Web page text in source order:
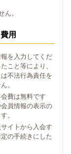
ん。
用
を入力してくだ
こと等により、
不法行為責任を
。
費は無料です
員情報の表示の
。
イトから入会す
の手続きにした